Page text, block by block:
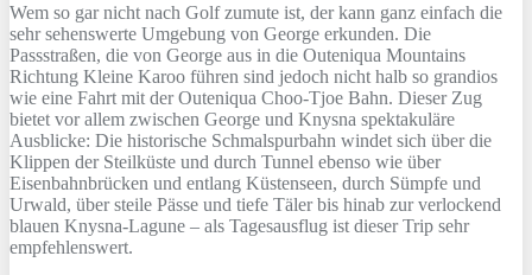
Wem so gar nicht nach Golf zumute ist, der kann ganz einfach die
sehr sehenswerte Umgebung von George erkunden. Die
Passstraßen, die von George aus in die Outeniqua Mountains
Richtung Kleine Karoo führen sind jedoch nicht halb so grandios
wie eine Fahrt mit der Outeniqua Choo-Tjoe Bahn. Dieser Zug
bietet vor allem zwischen George und Knysna spektakuläre
Ausblicke: Die historische Schmalspurbahn windet sich über die
Klippen der Steilküste und durch Tunnel ebenso wie über
Eisenbahnbrücken und entlang Küstenseen, durch Sümpfe und
Urwald, über steile Pässe und tiefe Täler bis hinab zur verlockend
blauen Knysna-Lagune – als Tagesausflug ist dieser Trip sehr
empfehlenswert.